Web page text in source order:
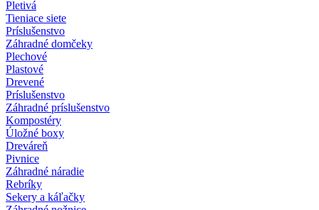
Pletivá
Tieniace siete
Príslušenstvo
Záhradné domčeky
Plechové
Plastové
Drevené
Príslušenstvo
Záhradné príslušenstvo
Kompostéry
Úložné boxy
Dreváreň
Pivnice
Záhradné náradie
Rebríky
Sekery a káľačky